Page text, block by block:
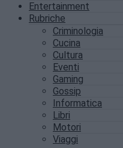
Entertainment
Rubriche
Criminologia
Cucina
Cultura
Eventi
Gaming
Gossip
Informatica
Libri
Motori
Viaggi